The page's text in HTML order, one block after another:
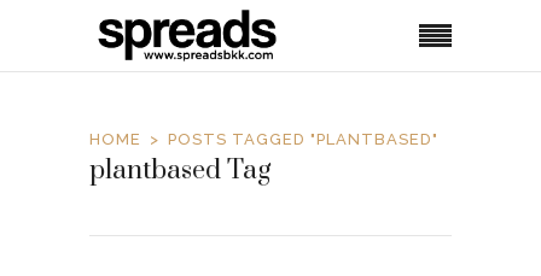
HOME POSTS TAGGED "PLANTBASED"
plantbased Tag